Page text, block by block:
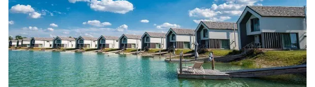
Chalet A
2 Erwachsene und 2 Kinder